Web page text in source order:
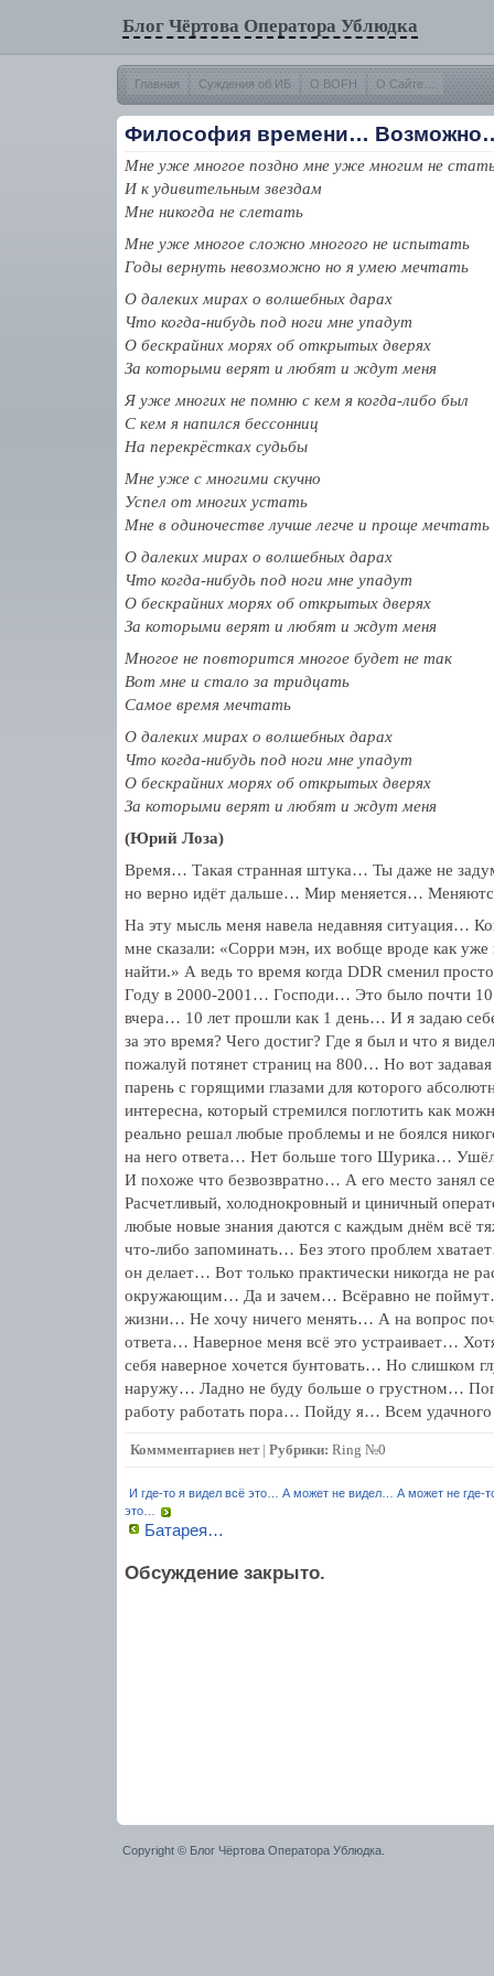
Блог Чёртова Оператора Ублюдка
Главная Суждения об ИБ О BOFH О Сайте…
Философия времени…
Мне уже многое поздно мне уже многим не
И к удивительным звездам
Мне никогда не слетать
Мне уже многое сложно многого не испытать
Годы вернуть невозможно но я умею мечтать
О далеких мирах о волшебных дарах
Что когда-нибудь под ноги мне упадут
О бескрайних морях об открытых дверях
За которыми верят и любят и ждут меня
Я уже многих не помню с кем я когда-либо был
С кем я напился бессонниц
На перекрёстках судьбы
Мне уже с многими скучно
Успел от многих устать
Мне в одиночестве лучше легче и проще мечтать
О далеких мирах о волшебных дарах
Что когда-нибудь под ноги мне упадут
О бескрайних морях об открытых дверях
За которыми верят и любят и ждут меня
Многое не повторится многое будет не так
Вот мне и стало за тридцать
Самое время мечтать
О далеких мирах о волшебных дарах
Что когда-нибудь под ноги мне упадут
О бескрайних морях об открытых дверях
За которыми верят и любят и ждут меня
(Юрий Лоза)
Время… Такая странная штука… Ты даже не
но верно идёт дальше… Мир меняется…
На эту мысль меня навела недавняя ситуация…
мне сказали: «Сорри мэн, их вобще вроде как
найти.» А ведь то время когда DDR сменил
Году в 2000-2001… Господи… Это было почти 10
вчера… 10 лет прошли как 1 день… И я задаю
за это время? Чего достиг? Где я был и что я
пожалуй потянет страниц на 800… Но вот
парень с горящими глазами для которого
интересна, который стремился поглотить как
реально решал любые проблемы и не боялся
на него ответа… Нет больше того Шурика…
И похоже что безвозвратно… А его место
Расчетливый, холоднокровный и циничный
любые новые знания даются с каждым днём всё
что-либо запоминать… Без этого проблем
он делает… Вот только практически никогда не
окружающим… Да и зачем… Всёравно не
жизни… Не хочу ничего менять… А на вопрос
ответа… Наверное меня всё это устраивает…
себя наверное хочется бунтовать… Но слишком
наружу… Ладно не буду больше о грустном…
работу работать пора… Пойду я… Всем
Коммментариев нет | Рубрики: Ring №0
И где-то я видел всё это… А может не видел… А может не где-
это…
Батарея…
Обсуждение закрыто.
Copyright © Блог Чёртова Оператора Ублюдка.